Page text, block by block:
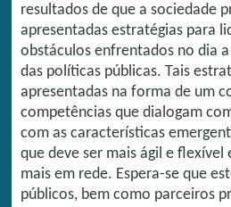
resultados de que a sociedade
apresentadas estratégias para
obstáculos enfrentados no dia
das políticas públicas. Tais
apresentadas na forma de um
competências que dialogam
com as características
que deve ser mais ágil e flexível
mais em rede. Espera-se que
públicos, bem como parceiros